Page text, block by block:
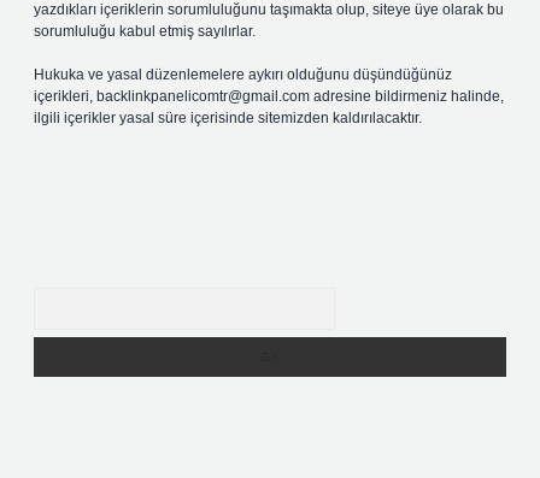
yazdıkları içeriklerin sorumluluğunu taşımakta olup, siteye üye olarak bu
sorumluluğu kabul etmiş sayılırlar.
Hukuka ve yasal düzenlemelere aykırı olduğunu düşündüğünüz
içerikleri, backlinkpanelicomtr@gmail.com adresine bildirmeniz halinde,
ilgili içerikler yasal süre içerisinde sitemizden kaldırılacaktır.